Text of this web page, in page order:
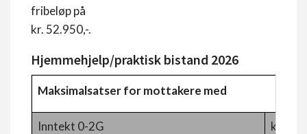
fribeløp på
kr. 52.950,-.
Hjemmehjelp/praktisk bistand 2026
Maksimalsatser for mottakere med
Inntekt 0-2G
kr.